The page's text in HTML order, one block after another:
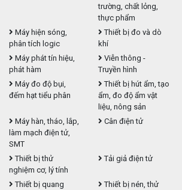
trường, chất lỏng,
thực phẩm
Máy hiện sóng,
phân tích logic
Thiết bị đo và dò
khí
Máy phát tín hiệu,
phát hàm
Viễn thông -
Truyền hình
Máy đo độ bụi,
đếm hạt tiểu phân
Thiết bị hút ẩm, tạo
ẩm, đo độ ẩm vật
liệu, nông sản
Máy hàn, tháo, lắp,
làm mạch điện tử,
SMT
Cân điện tử
Thiết bị thử
nghiệm cơ, lý tính
Tải giả điện tử
Thiết bị quang
Thiết bị nén, thử